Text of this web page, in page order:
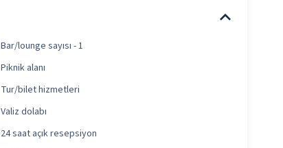
Bar/lounge sayısı - 1
Piknik alanı
Tur/bilet hizmetleri
Valiz dolabı
24 saat açık resepsiyon